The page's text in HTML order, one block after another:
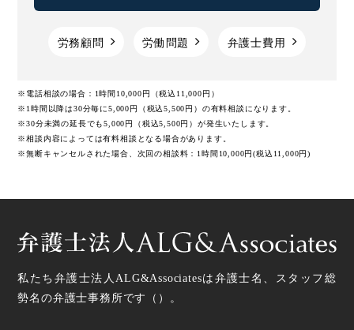
労務顧問 労働問題 弁護士費用
※電話相談の場合：1時間10,000円（税込11,000円）
※1時間以降は30分毎に5,000円（税込5,500円）の有料相談になります。
※30分未満の延長でも5,000円（税込5,500円）が発生いたします。
※相談内容によっては有料相談となる場合があります。
※無断キャンセルされた場合、次回の相談料：1時間10,000円(税込11,000円)
私たち弁護士法人ALG&Associatesは弁護士名、スタッフ 総
勢名の弁護士事務所です（ ）。